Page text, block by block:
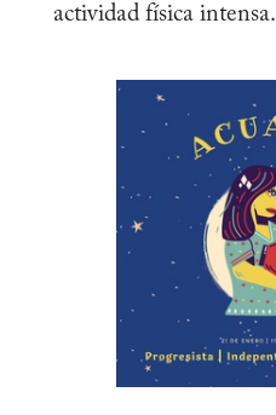
actividad física intensa.